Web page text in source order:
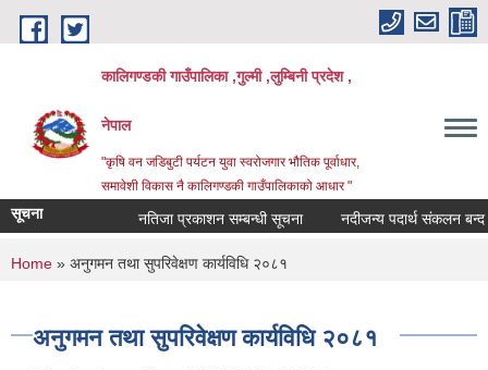
Skip to main content
कालिगण्डकी गाउँपालिका ,गुल्मी ,लुम्बिनी प्रदेश ,
नेपाल
"कृषि वन जडिबुटी पर्यटन युवा स्वरोजगार भौतिक पूर्वाधार,
समावेशी विकास नै कालिगण्डकी गाउँपालिकाको आधार "
सूचना नतिजा प्रकाशन सम्बन्धी सूचना नदीजन्य पदार्थ संकलन बन्द
You are here
Home » अनुगमन तथा सुपरिवेक्षण कार्यविधि २०८१
अनुगमन तथा सुपरिवेक्षण कार्यविधि २०८१